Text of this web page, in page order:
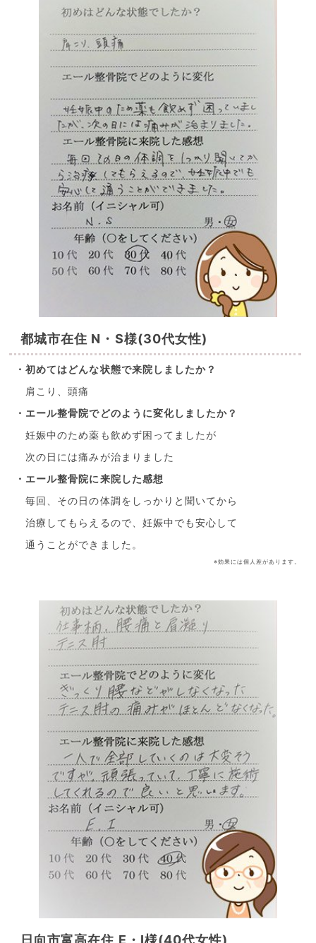
都城市在住 N・S様(30代女性)
・初めてはどんな状態で来院しましたか？
肩こり、頭痛
・エール整骨院でどのように変化しましたか？
妊娠中のため薬も飲めず困ってましたが
次の日には痛みが治まりました
・エール整骨院に来院した感想
毎回、その日の体調をしっかりと聞いてから
治療してもらえるので、妊娠中でも安心して
通うことができました。
※効果には個人差があります。